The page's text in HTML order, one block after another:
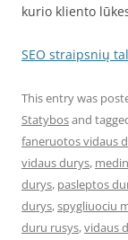
kurio kliento
SEO straipsnių
This entry was
Statybosand
faneruotos vidaus
vidaus durys,
durys, pasleptos
durys,spygliuociu
duru rusys,vidaus